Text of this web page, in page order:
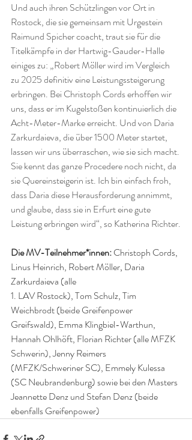
Und auch ihren Schützlingen vor Ort in
Rostock, die sie gemeinsam mit Urgestein
Raimund Spicher coacht, traut sie für die
Titelkämpfe in der Hartwig-Gauder-Halle
einiges zu: „Robert Möller wird im Vergleich
zu 2025 definitiv eine Leistungssteigerung
erbringen. Bei Christoph Cords erhoffen wir
uns, dass er im Kugelstoßen kontinuierlich die
Acht-Meter-Marke erreicht. Und von Daria
Zarkurdaieva, die über 1500 Meter startet,
lassen wir uns überraschen, wie sie sich macht.
Sie kennt das ganze Procedere noch nicht, da
sie Quereinsteigerin ist. Ich bin einfach froh,
dass Daria diese Herausforderung annimmt,
und glaube, dass sie in Erfurt eine gute
Leistung erbringen wird“, so Katherina Richter.
Die MV-Teilnehmer*innen: Christoph Cords,
Linus Heinrich, Robert Möller, Daria
Zarkurdaieva (alle
1. LAV Rostock), Tom Schulz, Tim
Weichbrodt (beide Greifenpower
Greifswald), Emma Klingbiel-Warthun,
Hannah Ohlhöft, Florian Richter (alle MFZK
Schwerin), Jenny Reimers
(MFZK/Schweriner SC), Emmely Kulessa
(SC Neubrandenburg) sowie bei den Masters
Jeannette Denz und Stefan Denz (beide
ebenfalls Greifenpower)